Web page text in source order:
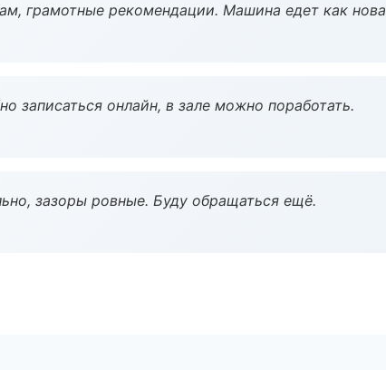
грамотные рекомендации. Машина едет как
записаться онлайн, в зале можно поработать.
зазоры ровные. Буду обращаться ещё.